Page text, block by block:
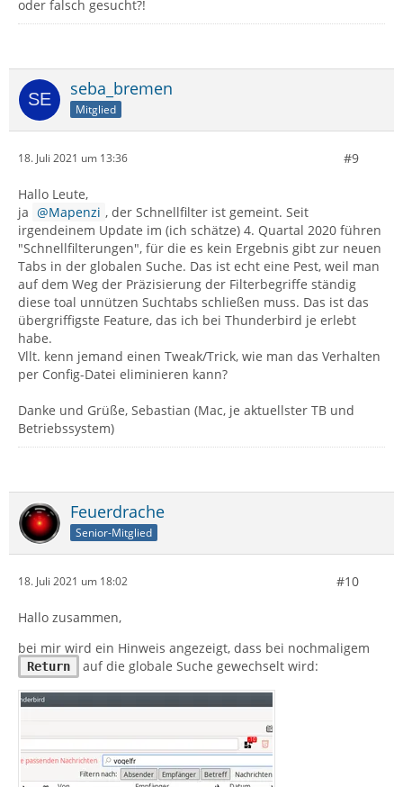
oder falsch gesucht?!
seba_bremen
Mitglied
18. Juli 2021 um 13:36 #9
Hallo Leute,
ja
Mapenzi , der Schnellfilter ist gemeint. Seit
irgendeinem Update im (ich schätze) 4. Quartal 2020 führen
"Schnellfilterungen", für die es kein Ergebnis gibt zur neuen
Tabs in der globalen Suche. Das ist echt eine Pest, weil man
auf dem Weg der Präzisierung der Filterbegriffe ständig
diese toal unnützen Suchtabs schließen muss. Das ist das
übergriffigste Feature, das ich bei Thunderbird je erlebt
habe.
Vllt. kenn jemand einen Tweak/Trick, wie man das Verhalten
per Config-Datei eliminieren kann?
Danke und Grüße, Sebastian (Mac, je aktuellster TB und
Betriebssystem)
Feuerdrache
Senior-Mitglied
18. Juli 2021 um 18:02 #10
Hallo zusammen,
bei mir wird ein Hinweis angezeigt, dass bei nochmaligem
Return auf die globale Suche gewechselt wird: